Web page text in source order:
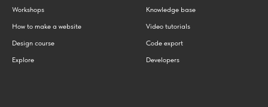
Workshops
How to make a website
Design course
Explore
Knowledge base
Video tutorials
Code export
Developers